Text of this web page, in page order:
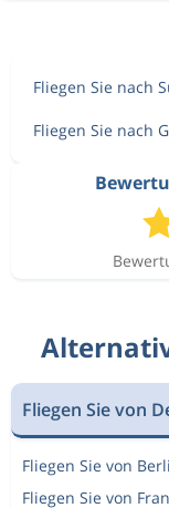
Fliegen Sie nach
Fliegen Sie nach
Fliegen Sie von
Fliegen Sie von
Fliegen Sie von